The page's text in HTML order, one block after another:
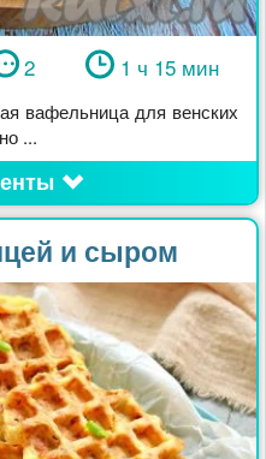
2 1 ч 15 мин
вафельница для венских
...
и сыром